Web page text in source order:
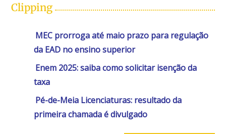
Clipping
MEC prorroga até maio prazo para regulação
da EAD no ensino superior
Enem 2025: saiba como solicitar isenção da
taxa
Pé-de-Meia Licenciaturas: resultado da
primeira chamada é divulgado